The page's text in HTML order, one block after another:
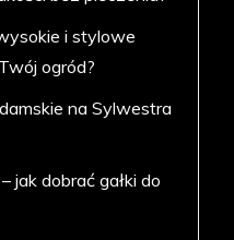
i stylowe
ogród?
na Sylwestra
jak dobrać gałki do